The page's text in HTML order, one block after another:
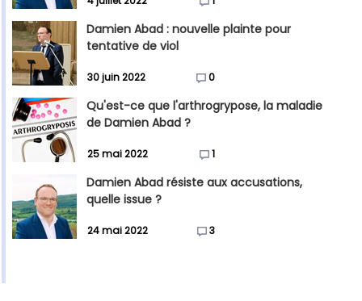
Damien Abad : nouvelle plainte pour
tentative de viol
30 juin 2022 0
Qu'est-ce que l'arthrogrypose, la maladie
de Damien Abad ?
25 mai 2022 1
Damien Abad résiste aux accusations,
quelle issue ?
24 mai 2022 3